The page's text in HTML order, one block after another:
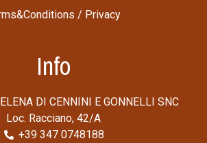
/ Privacy
Info
DI CENNINI E GONNELLI SNC
Loc. Racciano, 42/A
+39 347 0748188